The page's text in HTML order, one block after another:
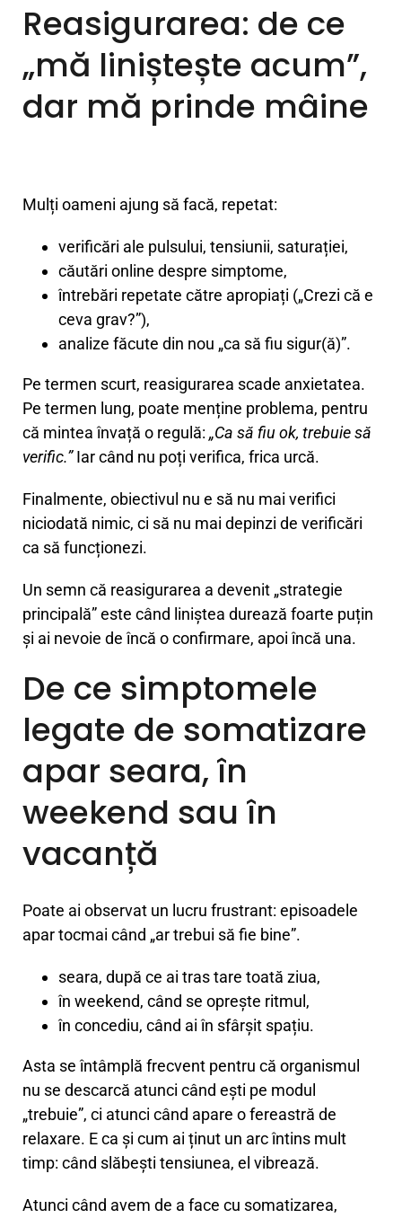
Reasigurarea: de ce
„mă liniștește acum”,
dar mă prinde mâine
Mulți oameni ajung să facă, repetat:
verificări ale pulsului, tensiunii, saturației,
căutări online despre simptome,
întrebări repetate către apropiați („Crezi că e
ceva grav?”),
analize făcute din nou „ca să fiu sigur(ă)”.
Pe termen scurt, reasigurarea scade anxietatea.
Pe termen lung, poate menține problema, pentru
că mintea învață o regulă: „Ca să fiu ok, trebuie să
verific.”Iar când nu poți verifica, frica urcă.
Finalmente, obiectivul nu e să nu mai verifici
niciodată nimic, ci să nu mai depinzi de verificări
ca să funcționezi.
Un semn că reasigurarea a devenit „strategie
principală” este când liniștea durează foarte puțin
și ai nevoie de încă o confirmare, apoi încă una.
De ce simptomele
legate de somatizare
apar seara, în
weekend sau în
vacanță
Poate ai observat un lucru frustrant: episoadele
apar tocmai când „ar trebui să fie bine”.
seara, după ce ai tras tare toată ziua,
în weekend, când se oprește ritmul,
în concediu, când ai în sfârșit spațiu.
Asta se întâmplă frecvent pentru că organismul
nu se descarcă atunci când ești pe modul
„trebuie”, ci atunci când apare o fereastră de
relaxare. E ca și cum ai ținut un arc întins mult
timp: când slăbești tensiunea, el vibrează.
Atunci când avem de a face cu somatizarea,